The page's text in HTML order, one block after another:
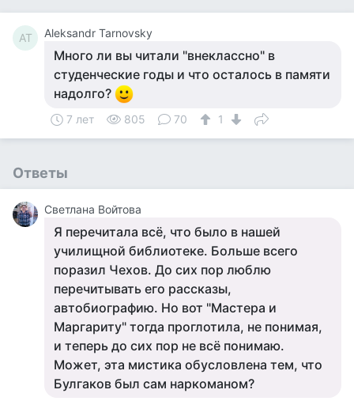
AT Aleksandr Tarnovsky
Много ли вы читали "внеклассно" в
студенческие годы и что осталось в памяти
надолго?
7 лет 805 70 1
Ответы
Светлана Войтова
Я перечитала всё, что было в нашей
училищной библиотеке. Больше всего
поразил Чехов. До сих пор люблю
перечитывать его рассказы,
автобиографию. Но вот "Мастера и
Маргариту" тогда проглотила, не понимая,
и теперь до сих пор не всё понимаю.
Может, эта мистика обусловлена тем, что
Булгаков был сам наркоманом?